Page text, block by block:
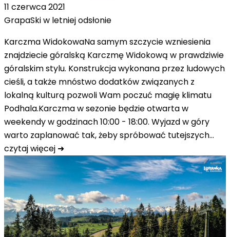
11 czerwca 2021
GrapaSki w letniej odsłonie
Karczma WidokowaNa samym szczycie wzniesienia
znajdziecie góralską Karczmę Widokową w prawdziwie
góralskim stylu. Konstrukcja wykonana przez ludowych
cieśli, a także mnóstwo dodatków związanych z
lokalną kulturą pozwoli Wam poczuć magię klimatu
Podhala.Karczma w sezonie będzie otwarta w
weekendy w godzinach 10:00 - 18:00. Wyjazd w góry
warto zaplanować tak, żeby spróbować tutejszych…
czytaj więcej ➜